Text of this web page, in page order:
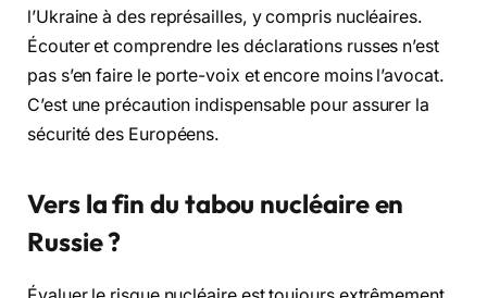
l’Ukraine à des représailles, y compris nucléaires.
Écouter et comprendre les déclarations russes n’est
pas s’en faire le porte-voix et encore moins l’avocat.
C’est une précaution indispensable pour assurer la
sécurité des Européens.
Vers la fin du tabou nucléaire en
Russie ?